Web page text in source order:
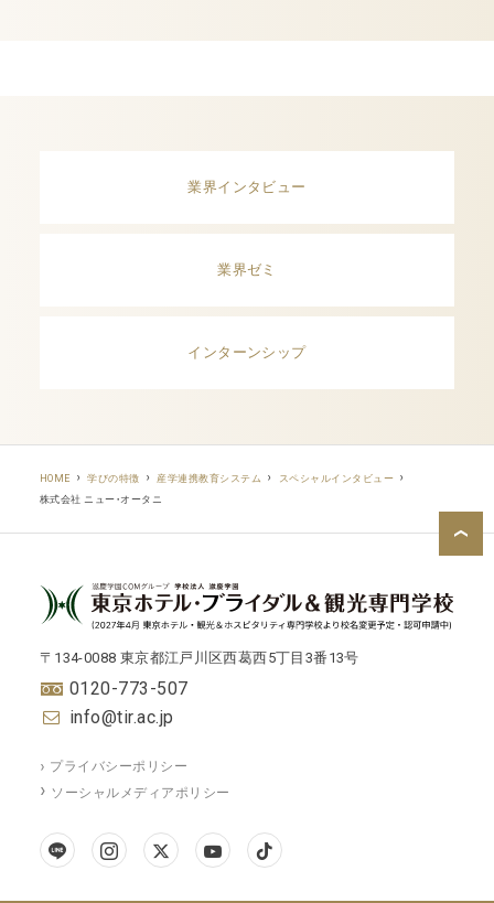
業界インタビュー
業界ゼミ
インターンシップ
HOME 学びの特徴 産学連携教育システム
スペシャルインタビュー
株式会社 ニュー・オータニ
〒134-0088 東京都江戸川区西葛西5丁目3番13号
0120-773-507
info@tir.ac.jp
プライバシーポリシー
ソーシャルメディアポリシー